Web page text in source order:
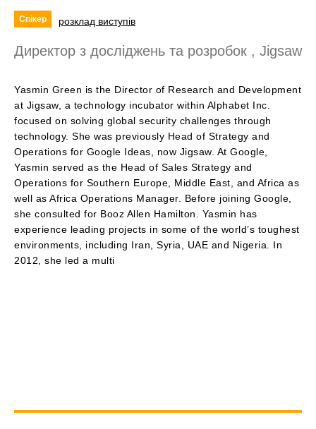
Спікер розклад виступів
Директор з досліджень та розробок , Jigsaw
Yasmin Green is the Director of Research and Development
at Jigsaw, a technology incubator within Alphabet Inc.
focused on solving global security challenges through
technology. She was previously Head of Strategy and
Operations for Google Ideas, now Jigsaw. At Google,
Yasmin served as the Head of Sales Strategy and
Operations for Southern Europe, Middle East, and Africa as
well as Africa Operations Manager. Before joining Google,
she consulted for Booz Allen Hamilton. Yasmin has
experience leading projects in some of the world’s toughest
environments, including Iran, Syria, UAE and Nigeria. In
2012, she led a multi